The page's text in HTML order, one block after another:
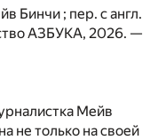
Бинчи ; пер. с англ.
АЗБУКА, 2026. —
Мейв
не только на своей